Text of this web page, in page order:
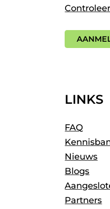
LINKS
FAQ
Nieuws
Blogs
Partners